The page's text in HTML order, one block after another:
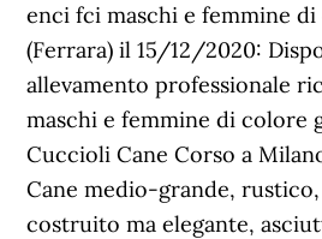
enci fci maschi e femmine
(Ferrara) il 15/12/2020:
allevamento professionale
maschi e femmine di colore
Cuccioli Cane Corso a
Cane medio-grande,
costruito ma elegante,